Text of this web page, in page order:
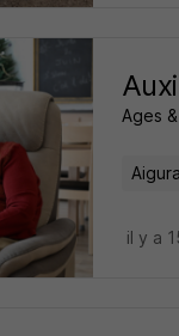
Ages
il y a